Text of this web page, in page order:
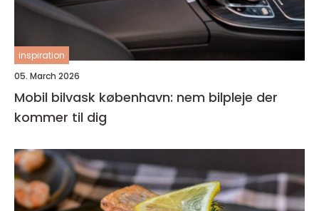
inspiration
05. March 2026
Mobil bilvask københavn: nem bilpleje der
kommer til dig